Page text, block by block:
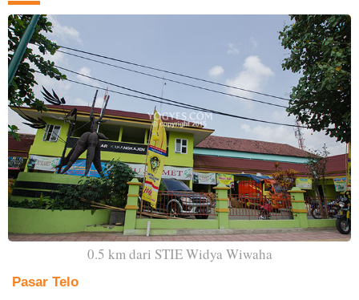
0.5 km dari STIE Widya Wiwaha
Pasar Telo